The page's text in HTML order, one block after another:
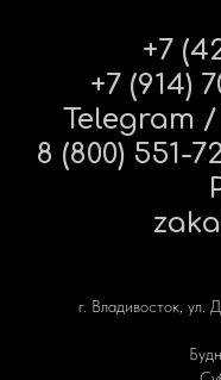
+7
+7 (914)
Telegram
8 (800) 551-
г. Владивосток, ул.